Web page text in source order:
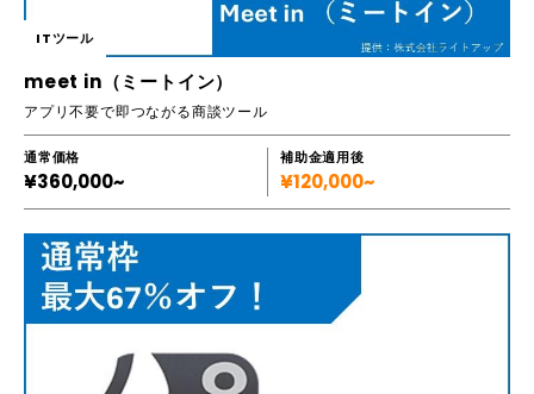
ITツール
meet in（ミートイン）
アプリ不要で即つながる商談ツール
通常価格
¥360,000~
補助金適用後
¥120,000~